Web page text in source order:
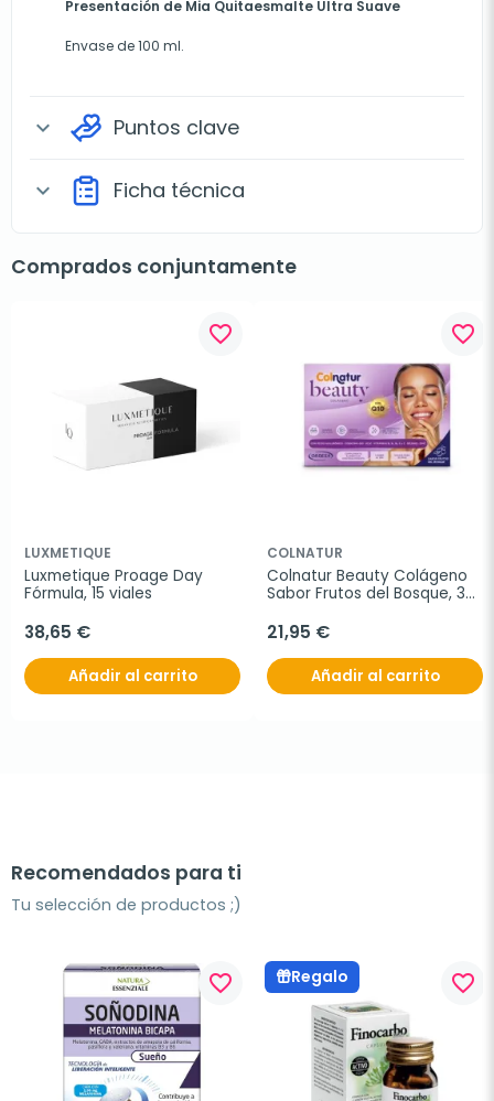
Presentación de Mia Quitaesmalte Ultra Suave
Envase de 100 ml.
expand_more Puntos clave
expand_more Ficha técnica
Comprados conjuntamente
favorite_border
LUXMETIQUE
Luxmetique Proage Day
Fórmula, 15 viales
38,65 €
Añadir al carrito
favorite_border
COLNATUR
Colnatur Beauty Colágeno
Sabor Frutos del Bosque, 30
21,95 €
Añadir al carrito
Recomendados para ti
Tu selección de productos ;)
favorite_border Regalo favorite_border